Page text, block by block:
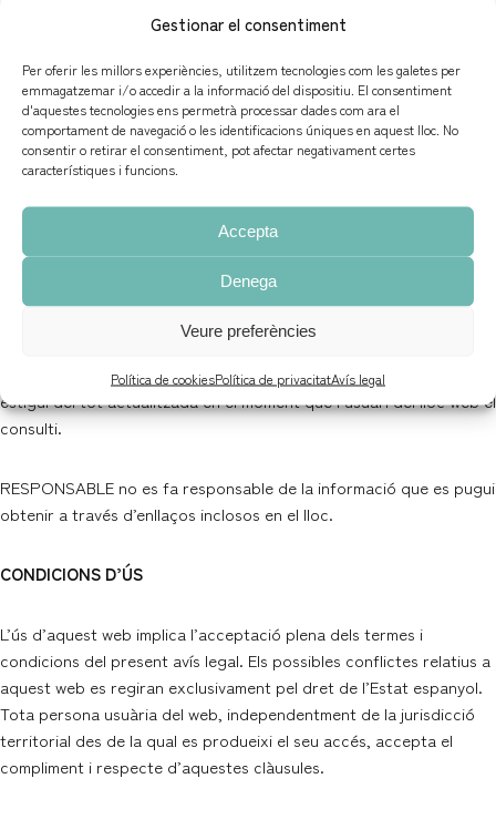
Gestionar el consentiment
Per oferir les millors experiències, utilitzem tecnologies com les galetes per
emmagatzemar i/o accedir a la informació del dispositiu. El consentiment
d'aquestes tecnologies ens permetrà processar dades com ara el
comportament de navegació o les identificacions úniques en aquest lloc. No
consentir o retirar el consentiment, pot afectar negativament certes
característiques i funcions.
Accepta
Denega
Veure preferències
Política de cookiesPolítica de privacitatAvís legal
logotips, dissenys, marques o altres signes distintius de
RESPONSABLE ni dels clients de RESPONSABLE sense
autorització expressa, prèvia i per escrit dels respectius titulars
dels drets.
No s’autoritzen presentacions dels continguts d’aquest lloc en una
finestra aliena ahttps:// www.anacoello.esiwww.acpa.com.es
RESPONSABILITAT SOBRE ELS CONTINGUTS
Tot i que RESPONSABLE actua amb el màxim de diligència
possible, es pot donar el cas que alguna dada o informació no
estigui del tot actualitzada en el moment que l’usuari del lloc web el
consulti.
RESPONSABLE no es fa responsable de la informació que es pugui
obtenir a través d’enllaços inclosos en el lloc.
CONDICIONS D’ÚS
L’ús d’aquest web implica l’acceptació plena dels termes i
condicions del present avís legal. Els possibles conflictes relatius a
aquest web es regiran exclusivament pel dret de l’Estat espanyol.
Tota persona usuària del web, independentment de la jurisdicció
territorial des de la qual es produeixi el seu accés, accepta el
compliment i respecte d’aquestes clàusules.